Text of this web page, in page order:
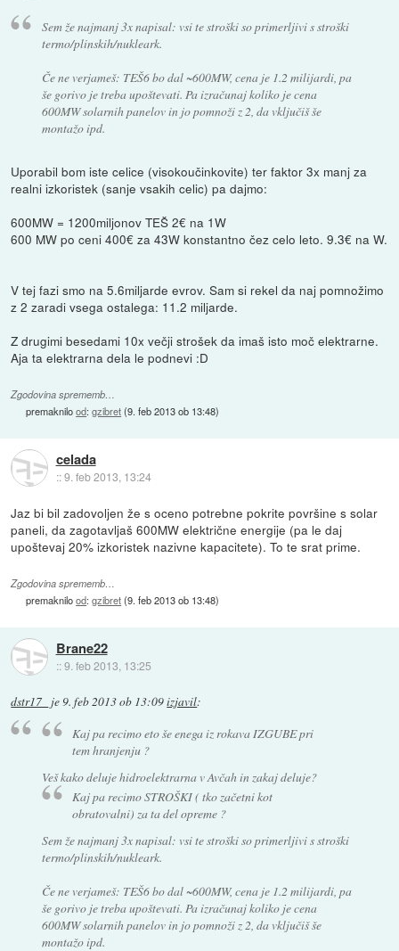
Sem že najmanj 3x napisal: vsi te stroški so primerljivi s stroški
termo/plinskih/nukleark.
Če ne verjameš: TEŠ6 bo dal ~600MW, cena je 1.2 milijardi, pa
še gorivo je treba upoštevati. Pa izračunaj koliko je cena
600MW solarnih panelov in jo pomnoži z 2, da vključiš še
montažo ipd.
Uporabil bom iste celice (visokoučinkovite) ter faktor 3x manj za
realni izkoristek (sanje vsakih celic) pa dajmo:
600MW = 1200miljonov TEŠ 2€ na 1W
600 MW po ceni 400€ za 43W konstantno čez celo leto. 9.3€ na W.
V tej fazi smo na 5.6miljarde evrov. Sam si rekel da naj pomnožimo
z 2 zaradi vsega ostalega: 11.2 miljarde.
Z drugimi besedami 10x večji strošek da imaš isto moč elektrarne.
Aja ta elektrarna dela le podnevi :D
Zgodovina sprememb…
premaknilood:gzibret(9. feb 2013 ob 13:48)
celada
::9. feb 2013, 13:24
Jaz bi bil zadovoljen že s oceno potrebne pokrite površine s solar
paneli, da zagotavljaš 600MW električne energije (pa le daj
upoštevaj 20% izkoristek nazivne kapacitete). To te srat prime.
Zgodovina sprememb…
premaknilood:gzibret(9. feb 2013 ob 13:48)
Brane22
::9. feb 2013, 13:25
dstr17_ je9. feb 2013 ob 13:09izjavil:
Kaj pa recimo eto še enega iz rokava IZGUBE pri
tem hranjenju ?
Veš kako deluje hidroelektrarna v Avčah in zakaj deluje?
Kaj pa recimo STROŠKI ( tko začetni kot
obratovalni) za ta del opreme ?
Sem že najmanj 3x napisal: vsi te stroški so primerljivi s stroški
termo/plinskih/nukleark.
Če ne verjameš: TEŠ6 bo dal ~600MW, cena je 1.2 milijardi, pa
še gorivo je treba upoštevati. Pa izračunaj koliko je cena
600MW solarnih panelov in jo pomnoži z 2, da vključiš še
montažo ipd.